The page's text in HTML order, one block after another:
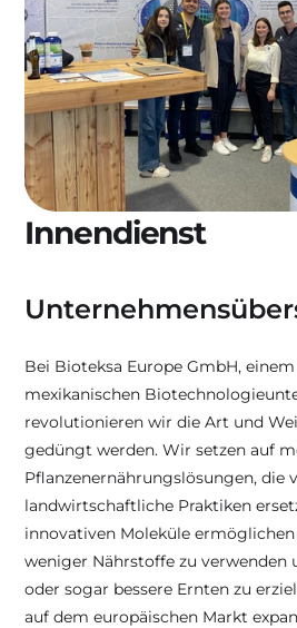
Innendienst
Bei Bioteksa Europe GmbH,
mexikanischen
revolutionieren wir die Art und
gedüngt werden. Wir setzen auf
Pflanzenernährungslösungen, die
landwirtschaftliche Praktiken
innovativen Moleküle ermöglichen
weniger Nährstoffe zu verwenden
oder sogar bessere Ernten zu
auf dem europäischen Markt